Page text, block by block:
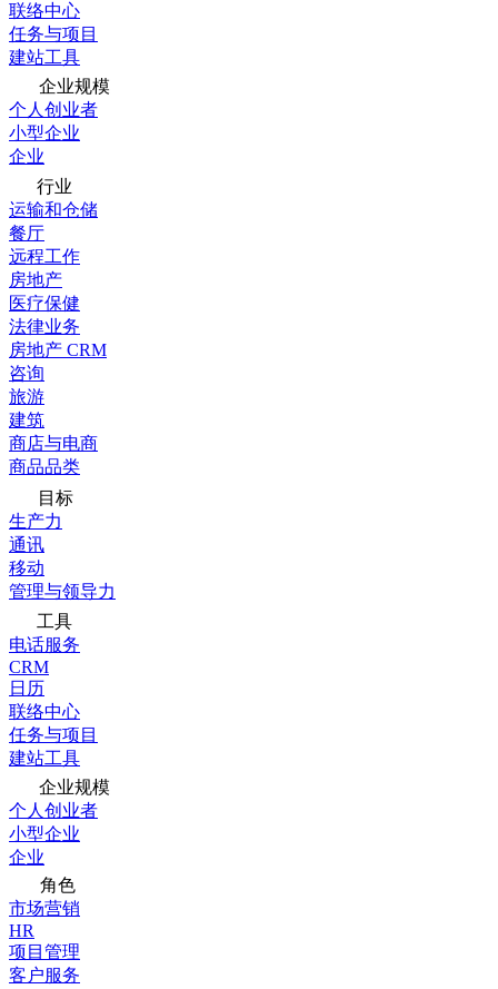
联络中心
任务与项目
建站工具
企业规模
个人创业者
小型企业
企业
行业
运输和仓储
餐厅
远程工作
房地产
医疗保健
法律业务
房地产 CRM
咨询
旅游
建筑
商店与电商
商品品类
目标
生产力
通讯
移动
管理与领导力
工具
电话服务
CRM
日历
联络中心
任务与项目
建站工具
企业规模
个人创业者
小型企业
企业
角色
市场营销
HR
项目管理
客户服务